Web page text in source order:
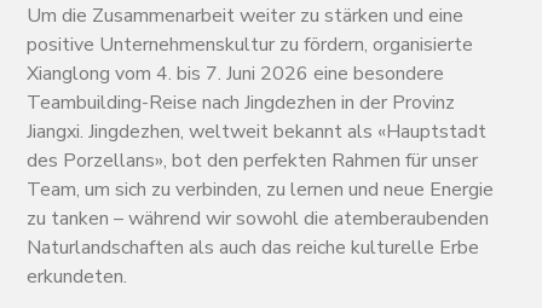
Um die Zusammenarbeit weiter zu stärken und eine
positive Unternehmenskultur zu fördern, organisierte
Xianglong vom 4. bis 7. Juni 2026 eine besondere
Teambuilding-Reise nach Jingdezhen in der Provinz
Jiangxi. Jingdezhen, weltweit bekannt als «Hauptstadt
des Porzellans», bot den perfekten Rahmen für unser
Team, um sich zu verbinden, zu lernen und neue Energie
zu tanken – während wir sowohl die atemberaubenden
Naturlandschaften als auch das reiche kulturelle Erbe
erkundeten.